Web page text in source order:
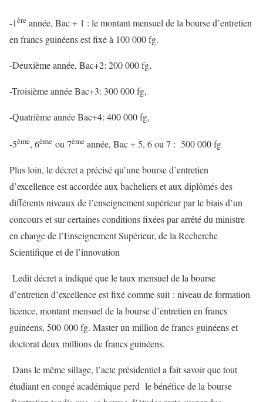
-1ère année, Bac + 1 : le montant mensuel de la bourse d’entretien
en francs guinéens est fixé à 100 000 fg.
-Deuxième année, Bac+2: 200 000 fg,
-Troisième année Bac+3: 300 000 fg,
-Quatrième année Bac+4: 400 000 fg,
-5ème, 6ème ou 7ème année, Bac + 5, 6 ou 7 : 500 000 fg
Plus loin, le décret a précisé qu’une bourse d’entretien
d’excellence est accordée aux bacheliers et aux diplômés des
différents niveaux de l’enseignement supérieur par le biais d’un
concours et sur certaines conditions fixées par arrêté du ministre
en charge de l’Enseignement Supérieur, de la Recherche
Scientifique et de l’innovation
Ledit décret a indiqué que le taux mensuel de la bourse
d’entretien d’excellence est fixé comme suit : niveau de formation
licence, montant mensuel de la bourse d’entretien en francs
guinéens, 500 000 fg. Master un million de francs guinéens et
doctorat deux millions de francs guinéens.
Dans le même sillage, l’acte présidentiel a fait savoir que tout
étudiant en congé académique perd le bénéfice de la bourse